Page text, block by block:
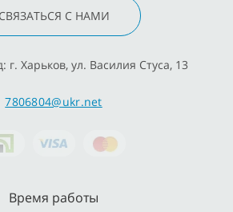
СВЯЗАТЬСЯ С НАМИ
г. Харьков, ул. Василия Стуса, 13
7806804@ukr.net
Время работы